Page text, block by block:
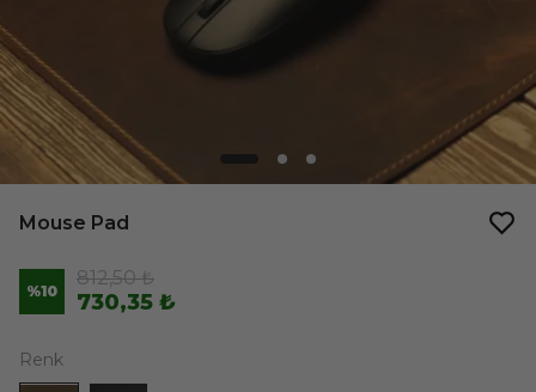
Mouse Pad
%10
812,50 ₺
730,35 ₺
Renk